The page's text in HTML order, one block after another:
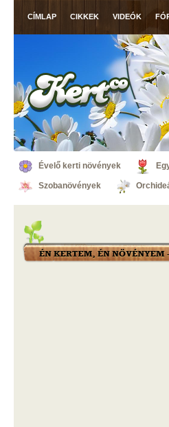
CÍMLAP CIKKEK VIDEÓK
Évelő kerti növények
Szobanövények